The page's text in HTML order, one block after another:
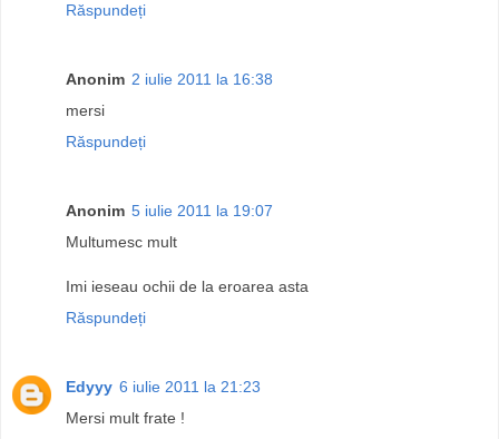
Răspundeți
Anonim 2 iulie 2011 la 16:38
mersi
Răspundeți
Anonim 5 iulie 2011 la 19:07
Multumesc mult
Imi ieseau ochii de la eroarea asta
Răspundeți
Edyyy 6 iulie 2011 la 21:23
Mersi mult frate !